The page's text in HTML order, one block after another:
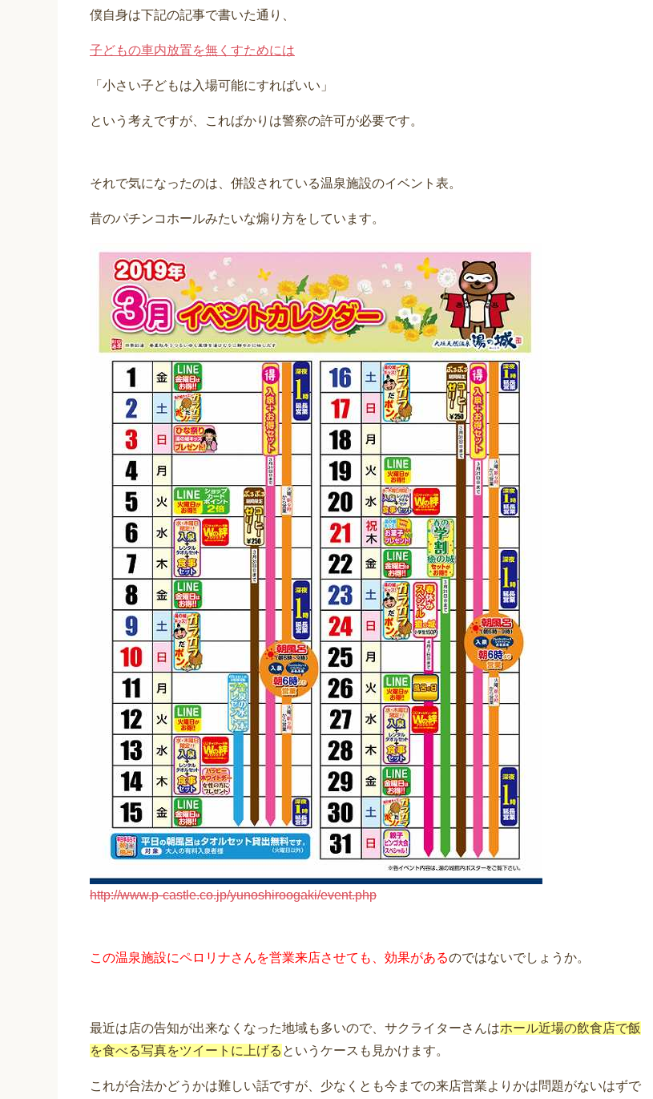
僕自身は下記の記事で書いた通り、
子どもの車内放置を無くすためには
「小さい子どもは入場可能にすればいい」
という考えですが、こればかりは警察の許可が必要です。
それで気になったのは、併設されている温泉施設のイベント表。
昔のパチンコホールみたいな煽り方をしています。
http://www.p-castle.co.jp/yunoshiroogaki/event.php
この温泉施設にペロリナさんを営業来店させても、効果があるのではないでしょうか。
最近は店の告知が出来なくなった地域も多いので、サクライターさんはホール近場の飲食店で飯
を食べる写真をツイートに上げる というケースも見かけます。
これが合法かどうかは難しい話ですが、少なくとも今までの来店営業よりかは問題がないはずで